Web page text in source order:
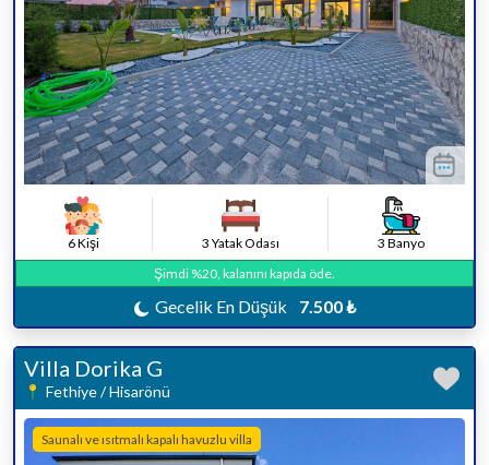
6 Kişi 3 Yatak Odası
3 Banyo
Şimdi %20, kalanını kapıda öde.
Gecelik En Düşük 7.500 ₺
Villa Dorika G
Fethiye / Hisarönü
Saunalı ve ısıtmalı kapalı havuzlu villa